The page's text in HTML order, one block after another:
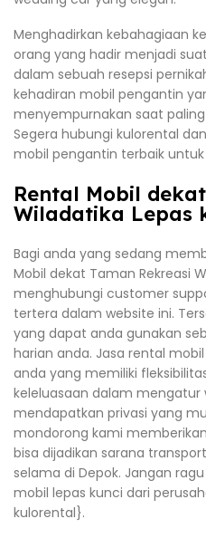
Menghadirkan kebahagiaan
orang yang hadir menjadi
dalam sebuah resepsi
kehadiran mobil pengantin
menyempurnakan saat
Segera hubungi kulorental
mobil pengantin terbaik untuk
Rental Mobil
Wiladatika Lepas
Bagi anda yang sedang
Mobil dekat Taman Rekreasi
menghubungi customer
tertera dalam website ini.
yang dapat anda gunakan
harian anda. Jasa rental
anda yang memiliki
keleluasaan dalam mengatur
mendapatkan privasi yang
mondorong kami
bisa dijadikan sarana
selama di Depok. Jangan
mobil lepas kunci dari
kulorental}.